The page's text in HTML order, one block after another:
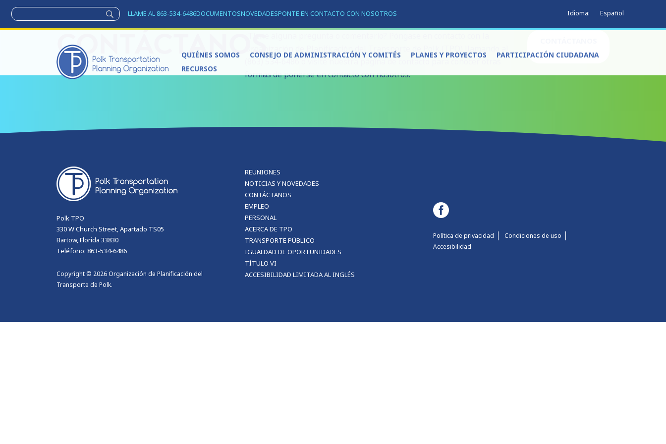
LLAME AL 863-534-6486DOCUMENTOSNOVEDADESPONTE EN CONTACTO CON NOSOTROS Idioma: Español
QUIÉNES SOMOS CONSEJO DE ADMINISTRACIÓN Y COMITÉS PLANES Y PROYECTOS
PARTICIPACIÓN CIUDADANA
RECURSOS
CONTÁCTANOSOrganización de Planificación del Transporte de Polk (TPO) llamando al
(863) 534-6486 o visite nuestra página de contacto para conocer otras
formas de ponerse en contacto con nosotros.
Polk TPO
330 W Church Street, Apartado TS05
Bartow, Florida 33830
Teléfono: 863-534-6486
Copyright © 2026 Organización de Planificación del
Transporte de Polk.
REUNIONES
NOTICIAS Y NOVEDADES
CONTÁCTANOS
EMPLEO
PERSONAL
ACERCA DE TPO
TRANSPORTE PÚBLICO
IGUALDAD DE OPORTUNIDADES
TÍTULO VI
ACCESIBILIDAD LIMITADA AL INGLÉS
Política de privacidad
Condiciones de uso
Accesibilidad